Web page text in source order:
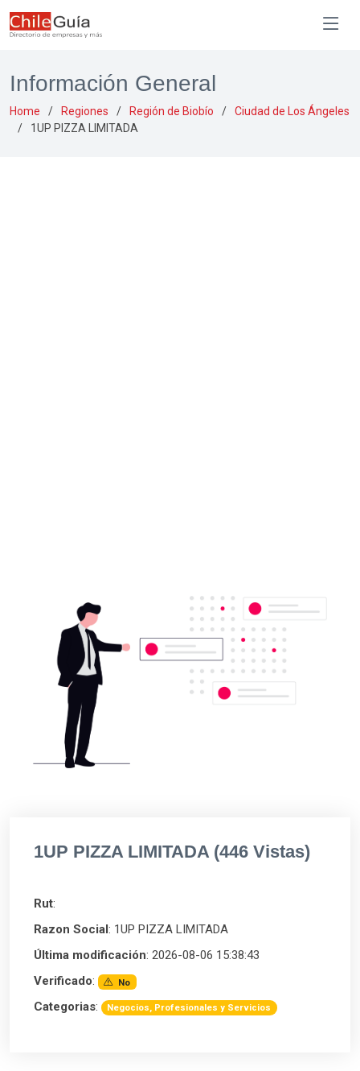
Información General
Home Regiones Región de Biobío
Ciudad de Los Ángeles
1UP PIZZA LIMITADA
1UP PIZZA LIMITADA (446 Vistas)
Rut:
Razon Social : 1UP PIZZA LIMITADA
Última modificación: 2026-08-06 15:38:43
Verificado: No
Categorias: Negocios, Profesionales y Servicios